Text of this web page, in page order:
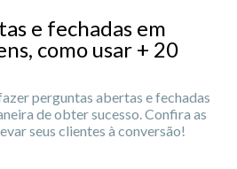
e fechadas em
como usar + 20
perguntas abertas e fechadas
de obter sucesso. Confira as
seus clientes à conversão!